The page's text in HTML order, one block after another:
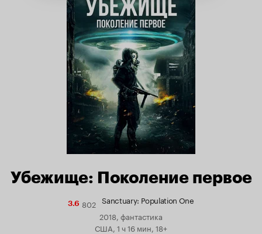
Убежище: Поколение первое
3.6Рейтинг
Кинопоиска
802 Sanctuary: Population One
2018, фантастика
США, 1 ч 16 мин, 18+